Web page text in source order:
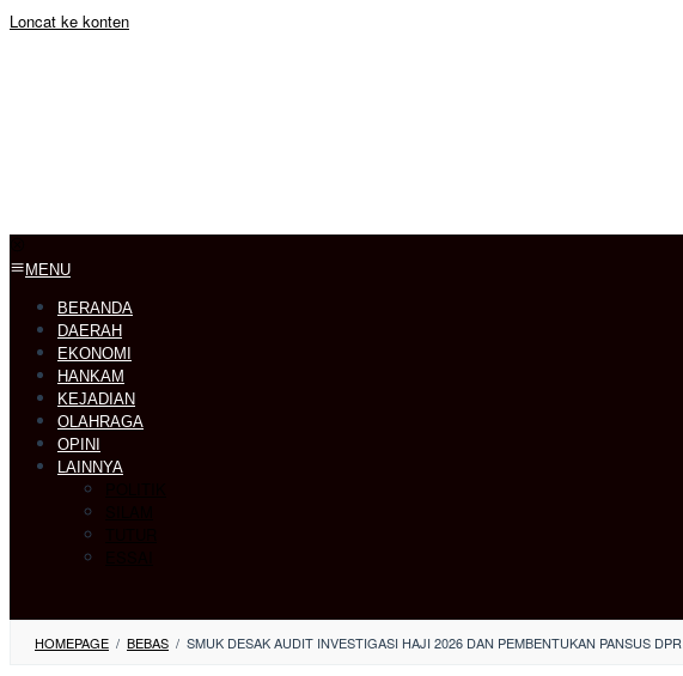
Loncat ke konten
MENU
BERANDA
DAERAH
EKONOMI
HANKAM
KEJADIAN
OLAHRAGA
OPINI
LAINNYA
HOMEPAGE / BEBAS / SMUK DESAK AUDIT INVESTIGASI HAJI 2026 DAN PEMBENTUKAN PANSUS DPR